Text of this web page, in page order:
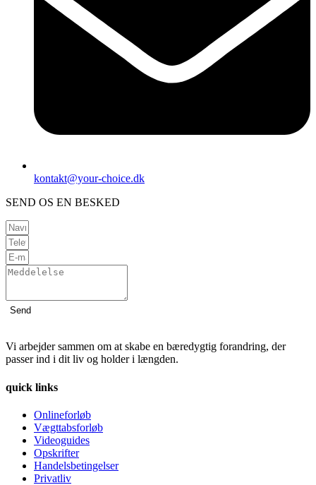
kontakt@your-choice.dk
SEND OS EN BESKED
Send
Vi arbejder sammen om at skabe en bæredygtig forandring, der
passer ind i dit liv og holder i længden.
quick links
Onlineforløb
Vægttabsforløb
Videoguides
Opskrifter
Handelsbetingelser
Privatliv